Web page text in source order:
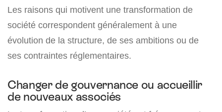
Les raisons qui motivent une transformation de
société correspondent généralement à une
évolution de la structure, de ses ambitions ou de
ses contraintes réglementaires.
Changer de gouvernance ou accueillir
de nouveaux associés